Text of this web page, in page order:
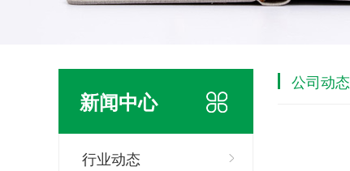
新闻中心
行业动态
公司动态